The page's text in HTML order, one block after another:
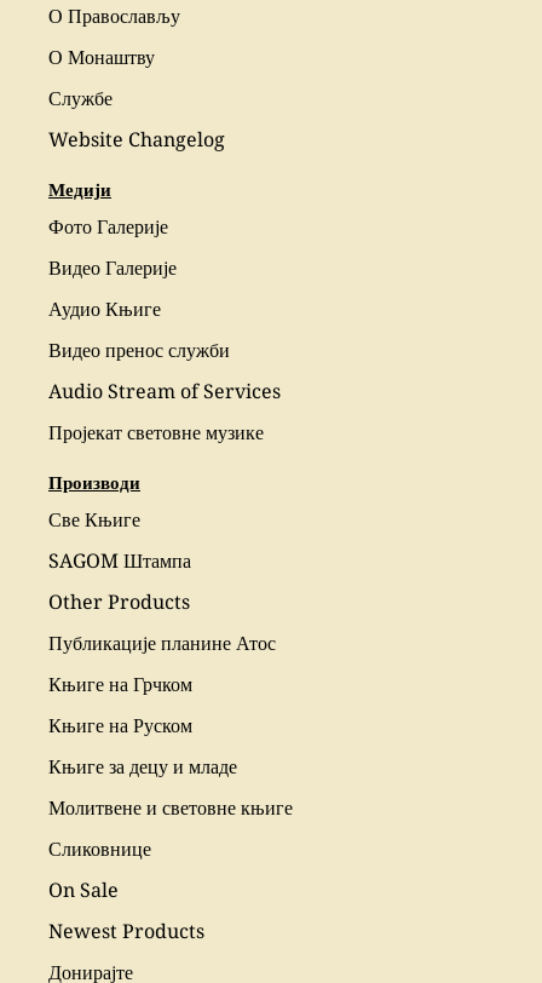
О Православљу
О Монаштву
Службе
Website Changelog
Медији
Фото Галерије
Видео Галерије
Аудио Књиге
Видео пренос служби
Audio Stream of Services
Пројекат световне музике
Производи
Све Књиге
SAGOM Штампа
Other Products
Публикације планине Атос
Књиге на Грчком
Књиге на Руском
Књиге за децу и младе
Молитвене и световне књиге
Сликовнице
On Sale
Newest Products
Донирајте